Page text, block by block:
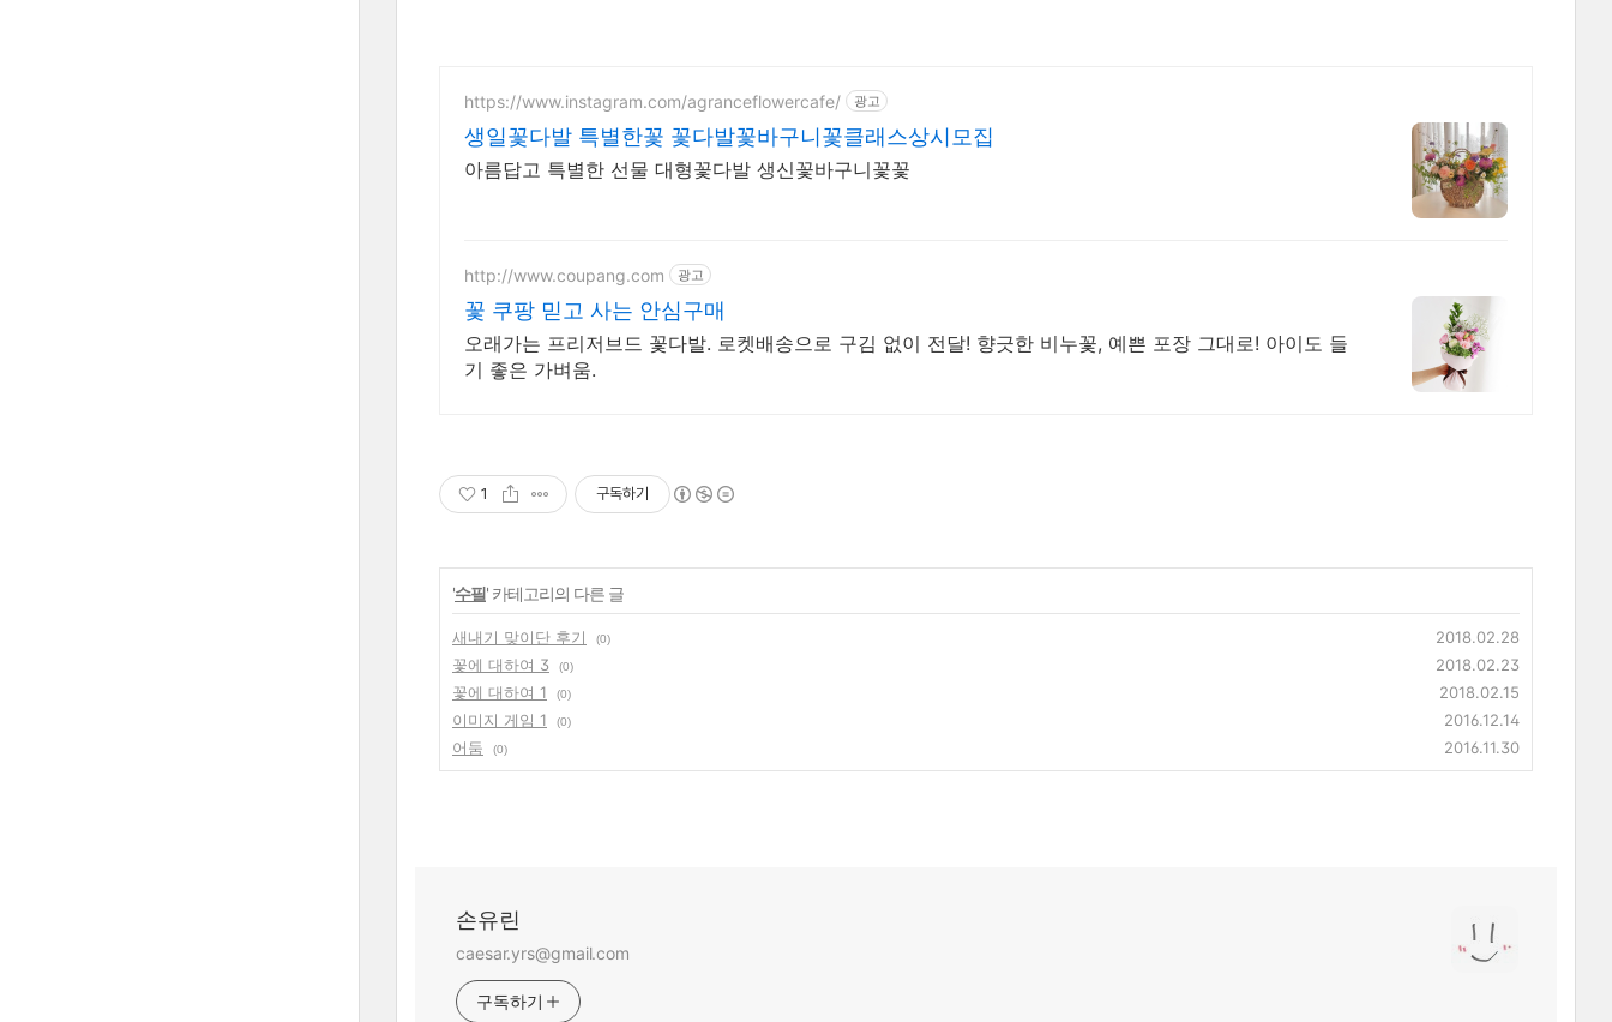
https://www.instagram.com/agranceflowercafe/ 광고
생일꽃다발 특별한꽃 꽃다발꽃바구니꽃클래스상시모집
아름답고 특별한 선물 대형꽃다발 생신꽃바구니꽃꽃
http://www.coupang.com 광고
꽃 쿠팡 믿고 사는 안심구매
오래가는 프리저브드 꽃다발. 로켓배송으로 구김 없이 전달! 향긋한 비누꽃, 예쁜 포장 그대로! 아이도 들
기 좋은 가벼움.
1 구독하기
'수필' 카테고리의 다른 글
새내기 맞이단 후기 (0)
2018.02.28
꽃에 대하여 3
(0)
2018.02.23
꽃에 대하여 1
(0)
2018.02.15
이미지 게임 1
(0)
2016.12.14
어둠
(0) 2016.11.30
손유린
caesar.yrs@gmail.com
구독하기